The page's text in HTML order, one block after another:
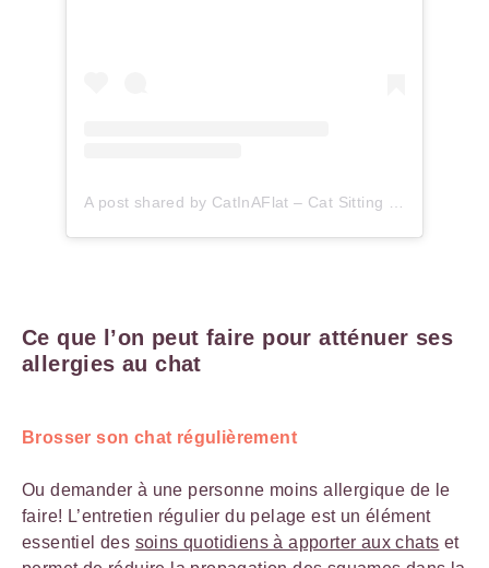
Ce que l’on peut faire pour atténuer ses
allergies au chat
Brosser son chat régulièrement
Ou demander à une personne moins allergique de le
faire! L’entretien régulier du pelage est un élément
essentiel des soins quotidiens à apporter aux chats et